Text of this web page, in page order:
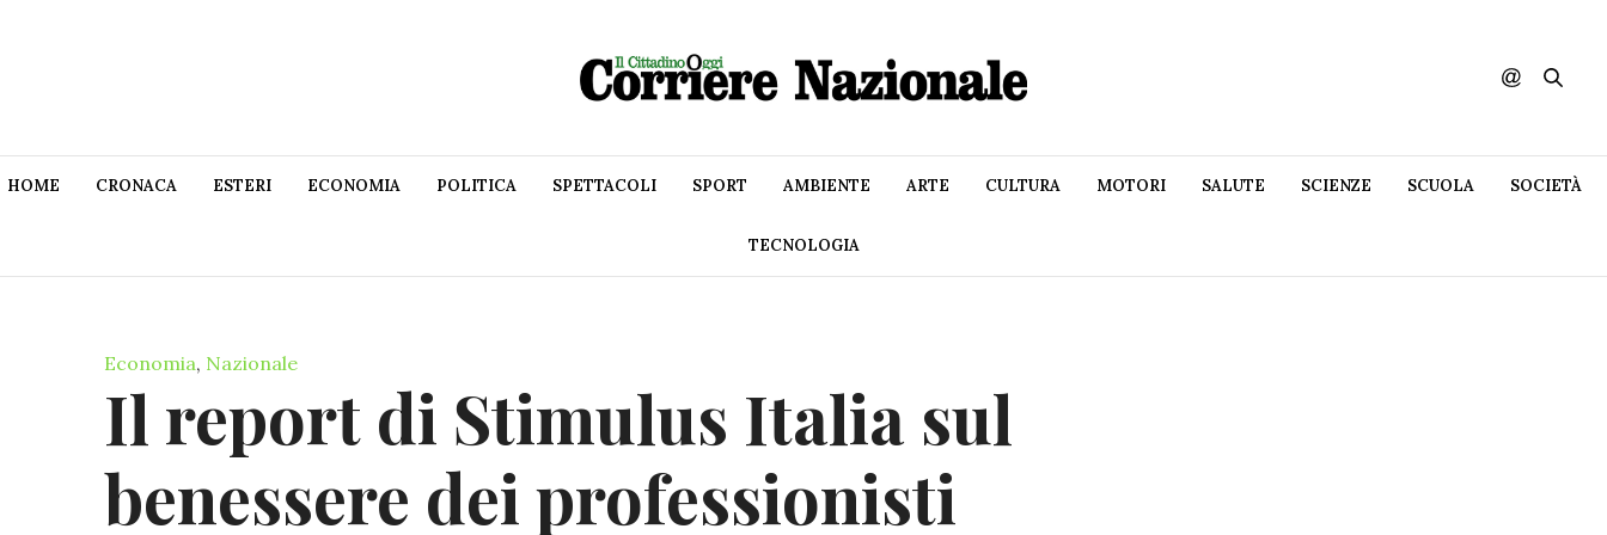
HOME CRONACA ESTERI ECONOMIA POLITICA SPETTACOLI SPORT AMBIENTE ARTE CULTURA MOTORI SALUTE SCIENZE SCUOLA SOCIETÀ
TECNOLOGIA
Economia, Nazionale
Il report di Stimulus Italia sul
benessere dei professionisti